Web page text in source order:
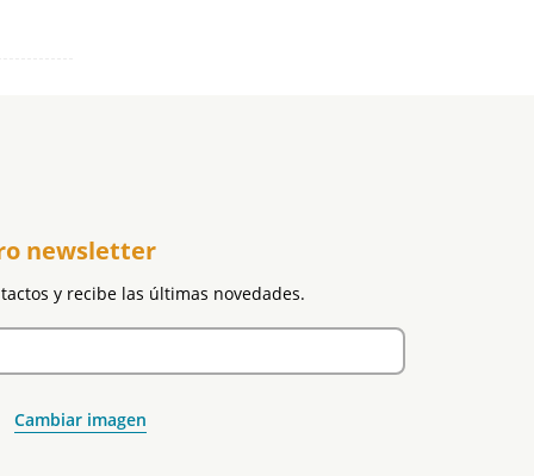
newsletter
y recibe las últimas novedades.
Cambiar imagen